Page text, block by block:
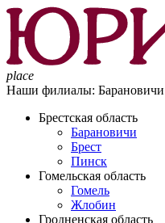
place
Наши филиалы: Барановичи
Брестская область
Барановичи
Брест
Пинск
Гомельская область
Гомель
Жлобин
Гродненская область